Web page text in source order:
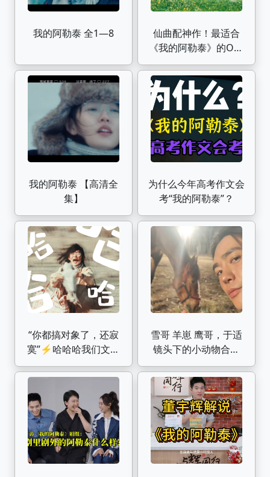
我的阿勒泰 全1—8
仙曲配神作！最适合
《我的阿勒泰》的OST
出现了！中文版森林之
子打开年度爆款剧
【YooA】
我的阿勒泰 【高清全
集】
为什么今年高考作文会
考“我的阿勒泰”？
“你都搞对象了，还寂
寞”⚡️哈哈哈我们文秀
谈个恋爱真的很不容
易!!!这部简直全员喜剧
人《我的阿勒泰》欢乐
向
雪哥 羊崽 鹰哥，于适
镜头下的小动物合集
【于室存档】240605
我的阿勒泰巴太